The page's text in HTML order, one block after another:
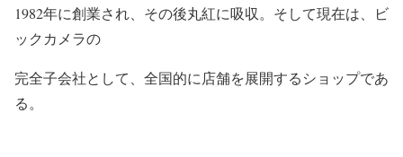
1982年に創業され、その後丸紅に吸収。そして現在は、ビ
ックカメラの
完全子会社として、全国的に店舗を展開するショップであ
る。